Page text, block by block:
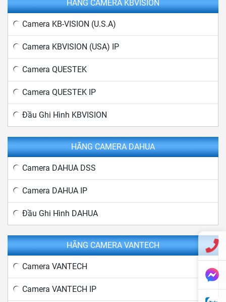
HÃNG CAMERA KBVISION
Camera KB-VISION (U.S.A)
Camera KBVISION (USA) IP
Camera QUESTEK
Camera QUESTEK IP
Đầu Ghi Hình KBVISION
HÃNG CAMERA DAHUA
Camera DAHUA DSS
Camera DAHUA IP
Đầu Ghi Hình DAHUA
HÃNG CAMERA VANTECH
Camera VANTECH
Camera VANTECH IP